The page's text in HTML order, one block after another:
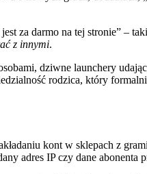
za darmo na tej stronie” –
z innymi.
dziwne launchery
rodzica, który
kont w sklepach z
adres IP czy dane abonenta